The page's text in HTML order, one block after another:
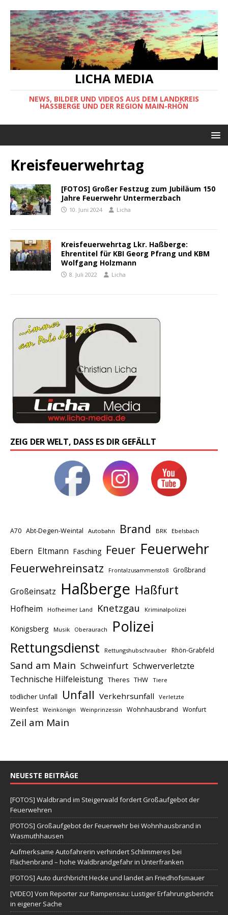
LICHA MEDIA
NEWS, BILDER UND VIDEOS AUS DEM LANDKREIS
HASSBERGE UND DER REGION MAIN-RHÖN
Kreisfeuerwehrtag
[FOTOS] Großer Festzug zum Jubiläum 150
Jahre Feuerwehr Untermerzbach
10. Juni 2024 Licha
Kreisfeuerwehrtag Lkr. Haßberge:
Ehrentitel für KBI Georg Pfrang und KBM
Wolfgang Holzmann
8. Juli 2022 Licha
ZEIG DER WELT, DASS ES DIR GEFÄLLT
A70 Abt-Degen-Weintal Autobahn Brand BRK Ebelsbach
Ebern Eltmann Fasching Feuer Feuerwehr
Feuerwehreinsatz Frontalzusammenstoß Großbrand
Großeinsatz Haßberge Haßfurt
Hofheim Hofheimer Land Knetzgau Kriminalpolizei
Königsberg Musik Oberaurach Polizei
Rettungsdienst Rettungshubschrauber Rhön-Grabfeld
Sand am Main Schweinfurt Schwerverletzte
Technische Hilfeleistung Theres THW Tiere
tödlicher Unfall Unfall Verkehrsunfall Verletzte
Weinfest Weinkönigin Weinprinzessin Wohnhausbrand Wonfurt
Zeil am Main
NEUESTE BEITRÄGE
[FOTOS] Waldbrand im Steigerwald fordert Großaufgebot der
Feuerwehren
[FOTOS] Großaufgebot der Feuerwehr bei Wohnhausbrand in
Wasmuthhausen
Aufmerksame Autofahrerin verhindert Schlimmeres bei
Flächenbrand – hohe Waldbrandgefahr in Unterfranken
[FOTOS] Auto durchbricht Hecke und landet an Friedhofsmauer
[VIDEO] Vom Reporter zur Rampensau: Lustiger Erfahrungsbericht
in eigener Sache